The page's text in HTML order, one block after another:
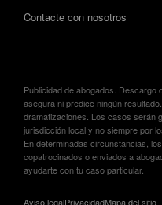
Contacte con nosotros
Publicidad de abogados. Descargo
asegura ni predice ningún
dramatizaciones. Los casos serán
jurisdicción local y no siempre por
En determinadas circunstancias,
copatrocinados o enviados a
ayudarte con tu caso particular.
Aviso legalPrivacidadMapa del sitio